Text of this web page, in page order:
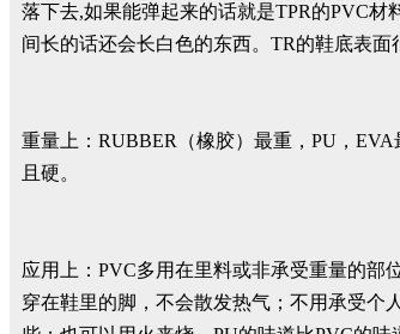
落下去,如果能弹起来的话就是TPR的PVC
间长的话还会长白色的东西。TR的鞋底表面
重量上：RUBBER（橡胶）最重，PU，
且硬。
应用上：PVC多用在里料或非承受重量的部
穿在鞋里的脚，不会散发热气；不用承受个